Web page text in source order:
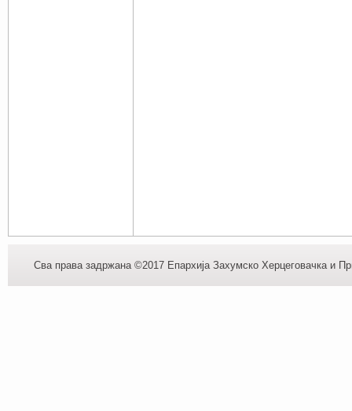
Сва права задржана ©2017 Епархија Захумско Херцеговачка и